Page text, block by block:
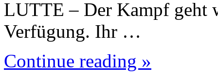
LUTTE – Der Kampf geht
Verfügung. Ihr …
Continue reading »